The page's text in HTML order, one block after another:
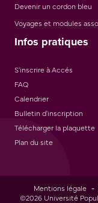
Devenir un cordon bleu
Voyages et modules
Infos pratiques
S'inscrire à Accés
FAQ
Calendrier
Bulletin d'inscription
Télécharger la plaquette
Plan du site
Mentions légale -
©2026 Université